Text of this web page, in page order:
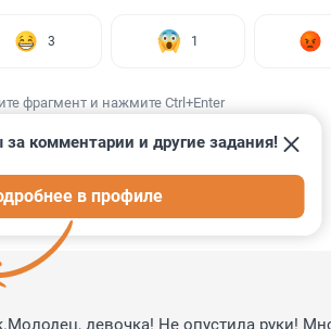
3 1
фрагмент и нажмите Ctrl+Enter
за комментарии и другие задания!
в профиле
девочка! Не опустила руки!